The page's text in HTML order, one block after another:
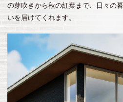
の芽吹きから秋の紅葉まで、日々の
いを届けてくれます。